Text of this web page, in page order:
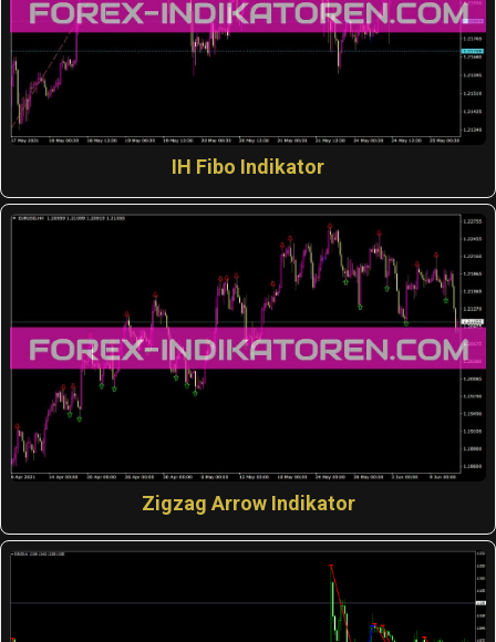
IH Fibo Indikator
Zigzag Arrow Indikator